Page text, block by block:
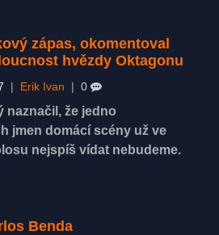
zápas, okomentoval
hvězdy Oktagonu
| Erik Ivan | 0
naznačil, že jedno
jmen domácí scény už ve
nejspíš vídat nebudeme.
Benda